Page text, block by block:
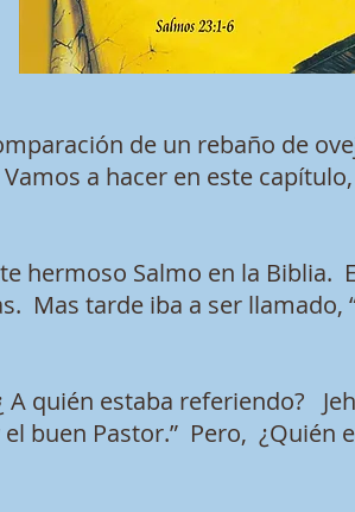
de un rebaño de
Vamos a hacer en este
hermoso Salmo en la Biblia.
Mas tarde iba a ser llamado,
A quién estaba referiendo?
buen Pastor.” Pero, ¿Quién